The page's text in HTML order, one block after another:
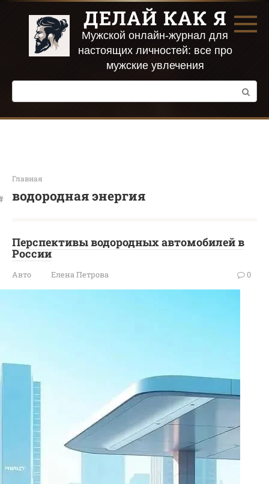
Перейти
контенту
ДЕЛАЙ КАК Я
Мужской онлайн-журнал для
настоящих личностей: все про
мужские увлечения
Поиск:
Главная
водородная энергия
Перспективы водородных автомобилей в
России
Авто Елена Петрова 0